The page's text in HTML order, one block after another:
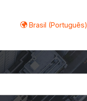
Brasil (Português)